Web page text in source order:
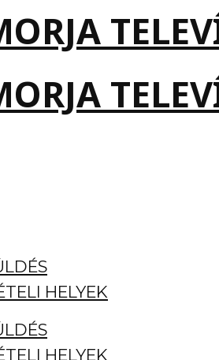
HELYEK
HELYEK